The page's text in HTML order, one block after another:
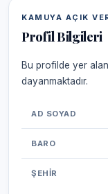
KAMUYA AÇIK
Profil Bilgileri
Bu profilde yer
dayanmaktadır.
AD SOYAD
BARO
ŞEHIR